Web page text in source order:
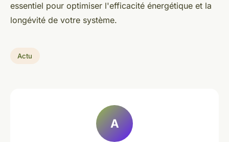
essentiel pour optimiser l'efficacité énergétique et la
longévité de votre système.
Actu
A